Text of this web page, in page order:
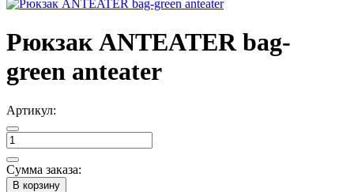
Рюкзак ANTEATER bag-
green anteater
Артикул:
Сумма заказа:
В корзину